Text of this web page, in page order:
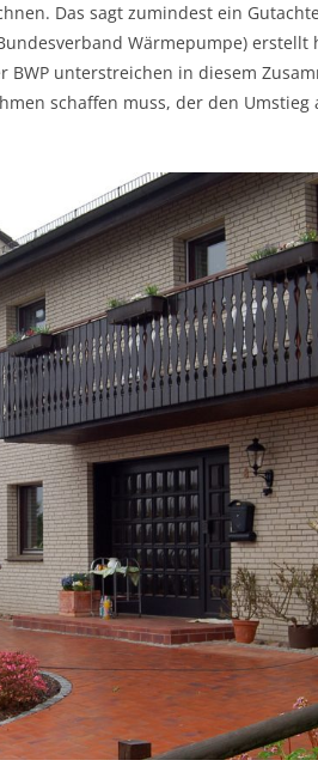
Das sagt zumindest ein
Wärmepumpe) erstellt
unterstreichen in diesem
schaffen muss, der den